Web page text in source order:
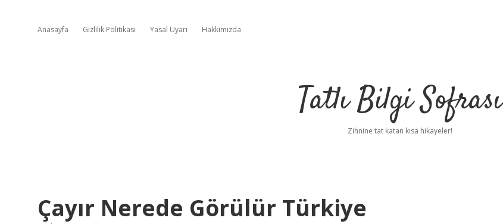
Anasayfa Gizlilik Politikası Yasal Uyarı Hakkımızda
Tatlı Bilgi Sofrası
Zihnine tat katan kısa hikayeler!
Çayır Nerede Görülür Türkiye